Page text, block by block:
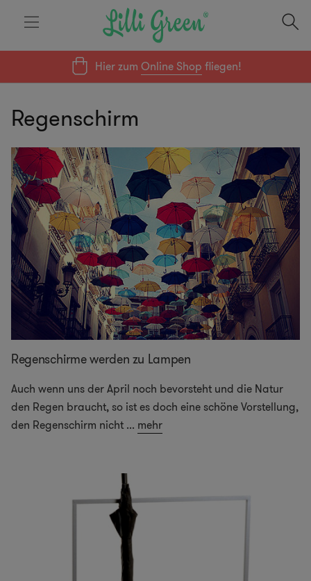
Hier zumOnline Shop fliegen!
Regenschirm
Regenschirme werden zu Lampen
Auch wenn uns der April noch bevorsteht und die Natur
den Regen braucht, so ist es doch eine schöne Vorstellung,
den Regenschirm nicht ... mehr